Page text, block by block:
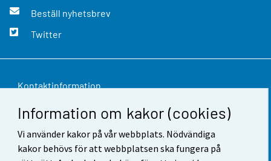
Information om kakor (cookies)
Vi använder kakor på vår webbplats. Nödvändiga
kakor behövs för att webbplatsen ska fungera på
Beställ nyhetsbrev
Twitter
Kontaktinformation
Respons
Användarvillkor
Dataskydd